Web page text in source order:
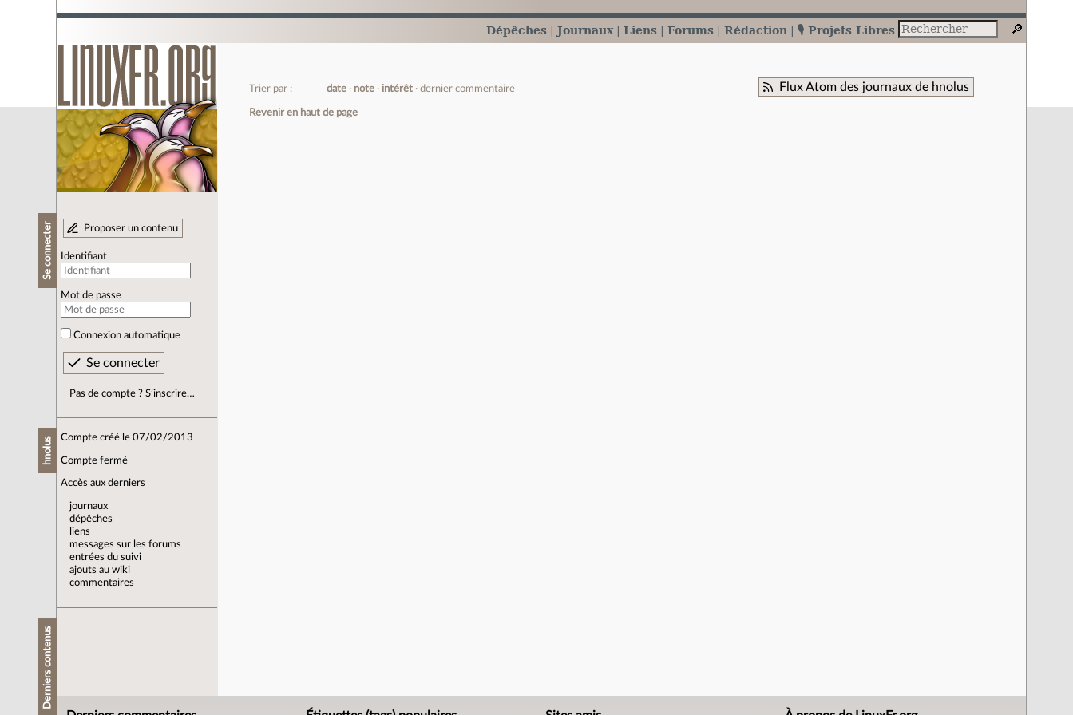
Dépêches Journaux Liens Forums Rédaction 🎙️ Projets Libres
Se connecter Proposer un contenu
Identifiant
Mot de passe
Connexion automatique
Pas de compte ? S’inscrire…
hnolus Compte créé le 07/02/2013
Compte fermé
Accès aux derniers
journaux
dépêches
liens
messages sur les forums
entrées du suivi
ajouts au wiki
commentaires
Derniers contenus
Flux Atom des journaux de hnolus
Trier par : date note intérêt dernier commentaire
Revenir en haut de page